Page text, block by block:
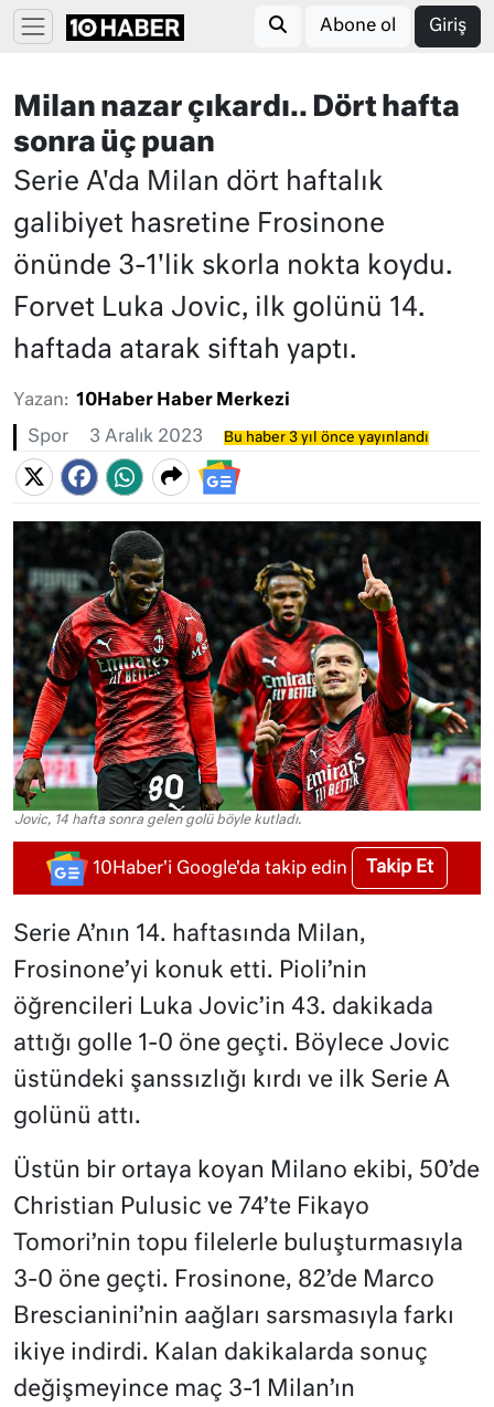
Abone ol Giriş
Milan nazar çıkardı.. Dört hafta
sonra üç puan
Serie A'da Milan dört haftalık
galibiyet hasretine Frosinone
önünde 3-1'lik skorla nokta koydu.
Forvet Luka Jovic, ilk golünü 14.
haftada atarak siftah yaptı.
Yazan: 10Haber Haber Merkezi
Spor 3 Aralık 2023 Bu haber 3 yıl önce yayınlandı
Jovic, 14 hafta sonra gelen golü böyle kutladı.
10Haber'i Google'da takip edin Takip Et
Serie A’nın 14. haftasında Milan,
Frosinone’yi konuk etti. Pioli’nin
öğrencileri Luka Jovic’in 43. dakikada
attığı golle 1-0 öne geçti. Böylece Jovic
üstündeki şanssızlığı kırdı ve ilk Serie A
golünü attı.
Üstün bir ortaya koyan Milano ekibi, 50’de
Christian Pulusic ve 74’te Fikayo
Tomori’nin topu filelerle buluşturmasıyla
3-0 öne geçti. Frosinone, 82’de Marco
Brescianini’nin aağları sarsmasıyla farkı
ikiye indirdi. Kalan dakikalarda sonuç
değişmeyince maç 3-1 Milan’ın